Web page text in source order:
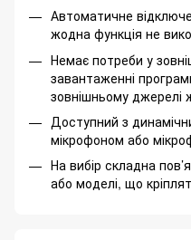
Автоматичне
жодна функція не
Немає потреби у
завантаженні
зовнішньому джерелі
Доступний з
мікрофоном або
На вибір складна
або моделі, що